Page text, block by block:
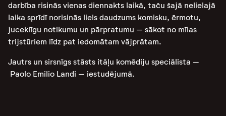
darbība risinās vienas diennakts laikā, taču šajā nelielajā
laika sprīdī norisinās liels daudzums komisku, ērmotu,
juceklīgu notikumu un pārpratumu – sākot no mīlas
trijstūriem līdz pat iedomātam vājprātam.
Jautrs un sirsnīgs stāsts itāļu komēdiju speciālista –
Paolo Emilio Landi – iestudējumā.